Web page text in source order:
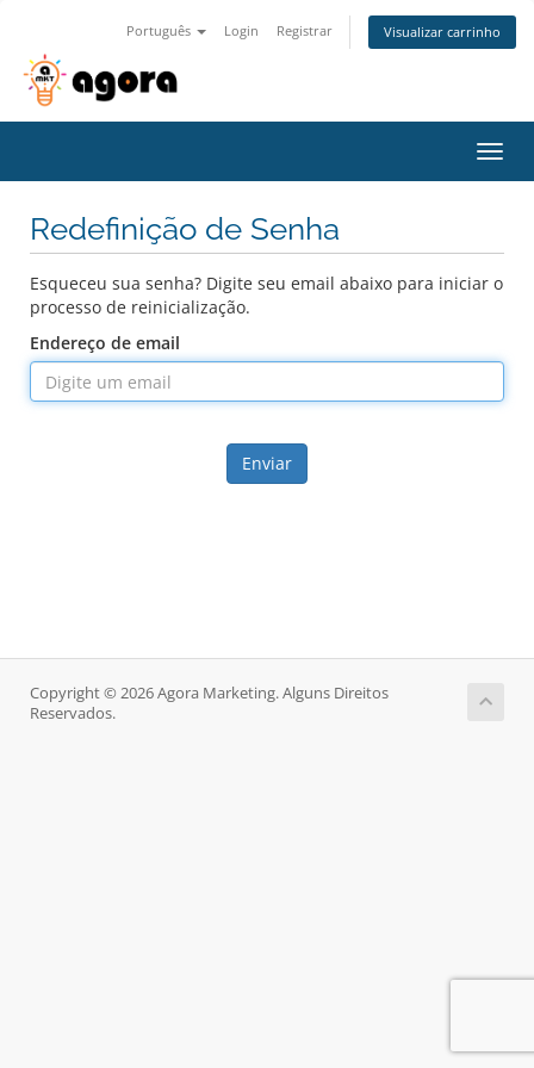
Português Login Registrar Visualizar carrinho
Redefinição de Senha
Esqueceu sua senha? Digite seu email abaixo para iniciar o
processo de reinicialização.
Endereço de email
Enviar
Copyright © 2026 Agora Marketing. Alguns Direitos
Reservados.